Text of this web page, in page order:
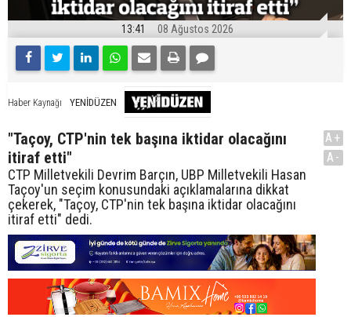
13:41 08 Ağustos 2026
Haber Kaynağı YENİDÜZEN
"Taçoy, CTP'nin tek başına iktidar olacağını
itiraf etti"
CTP Milletvekili Devrim Barçın, UBP Milletvekili Hasan
Taçoy'un seçim konusundaki açıklamalarına dikkat
çekerek, "Taçoy, CTP'nin tek başına iktidar olacağını
itiraf etti" dedi.
A+
A-